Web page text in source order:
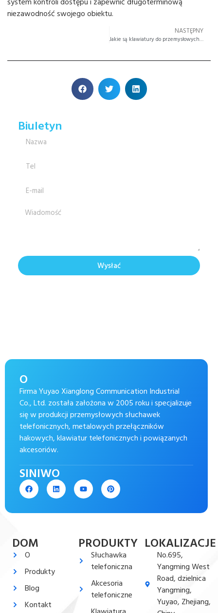
niezawodność swojego obiektu.
NASTĘPNY
Jakie są klawiatury do przemysłowych automatów sprzedających w 2025 r
Biuletyn
Wysłać
O
Firma Yuyao Xianglong Communication Industrial
Co., Ltd. została założona w 2005 roku i specjalizuje
się w produkcji przemysłowych słuchawek
telefonicznych, metalowych przełączników
hakowych, klawiatur telefonicznych i powiązanych
akcesoriów.
SINIWO
DOM
O
Produkty
Blog
Kontakt
PRODUKTY
Słuchawka
telefoniczna
Akcesoria
telefoniczne
LOKALIZACJE
No.695,
Yangming West
Road, dzielnica
Yangming,
Yuyao, Zhejiang,